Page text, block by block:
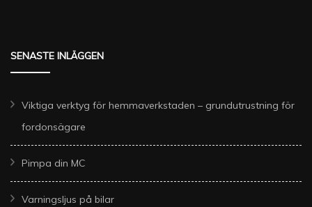
SENASTE INLÄGGEN
Viktiga verktyg för hemmaverkstaden – grundutrustning för
fordonsägare
Pimpa din MC
Varningsljus på bilar